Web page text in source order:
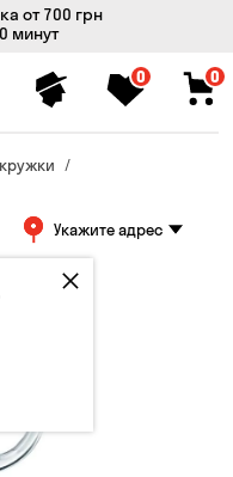
от 700 грн
минут
0 0
Укажите адрес